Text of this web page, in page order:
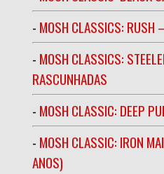
- MOSH CLASSICS: RUSH
- MOSH CLASSICS:
RASCUNHADAS
- MOSH CLASSIC: DEEP
- MOSH CLASSIC: IRON
ANOS)